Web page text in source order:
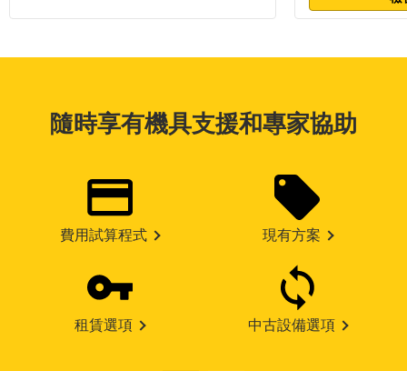
隨時享有機具支援和專家協助
費用試算程式 現有方案
租賃選項 中古設備選項